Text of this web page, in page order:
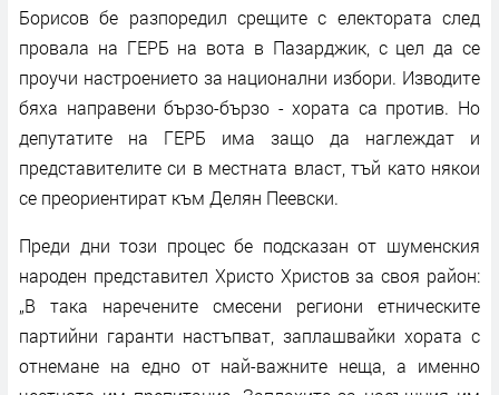
Борисов бе разпоредил срещите с електората след
провала на ГЕРБ на вота в Пазарджик, с цел да се
проучи настроението за национални избори. Изводите
бяха направени бързо-бързо - хората са против. Но
депутатите на ГЕРБ има защо да наглеждат и
представителите си в местната власт, тъй като някои
се преориентират към Делян Пеевски.
Преди дни този процес бе подсказан от шуменския
народен представител Христо Христов за своя район:
„В така наречените смесени региони етническите
партийни гаранти настъпват, заплашвайки хората с
отнемане на едно от най-важните неща, а именно